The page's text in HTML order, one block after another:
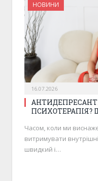
НОВИНИ
16.07.2026
ПСИХОТЕРАПІЯ?
Часом, коли ми
витримувати
швидкий і…